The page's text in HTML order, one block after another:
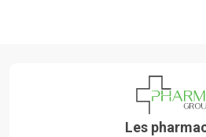
Les